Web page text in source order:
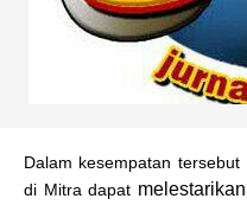
Dalam kesempatan
di Mitra dapat